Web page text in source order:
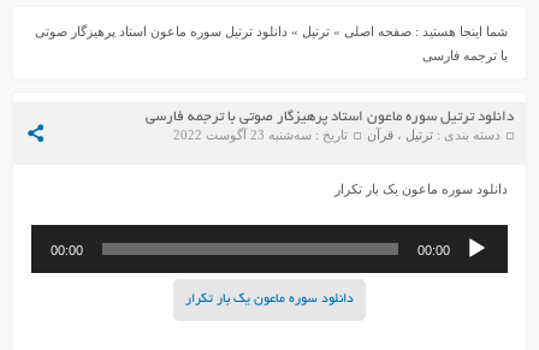
شما اینجا هستید :صفحه اصلی »ترتیل »دانلود ترتیل سوره ماعون استاد پرهیزگار صوتی
با ترجمه فارسی
دانلود ترتیل سوره ماعون استاد پرهیزگار صوتی با ترجمه فارسی
دسته بندی :ترتیل ،قرآن تاریخ : سه‌شنبه 23 آگوست 2022
دانلود سوره ماعون یک بار تکرار
پخش‌کننده
00:00
00:00
دانلود سوره ماعون یک بار تکرار